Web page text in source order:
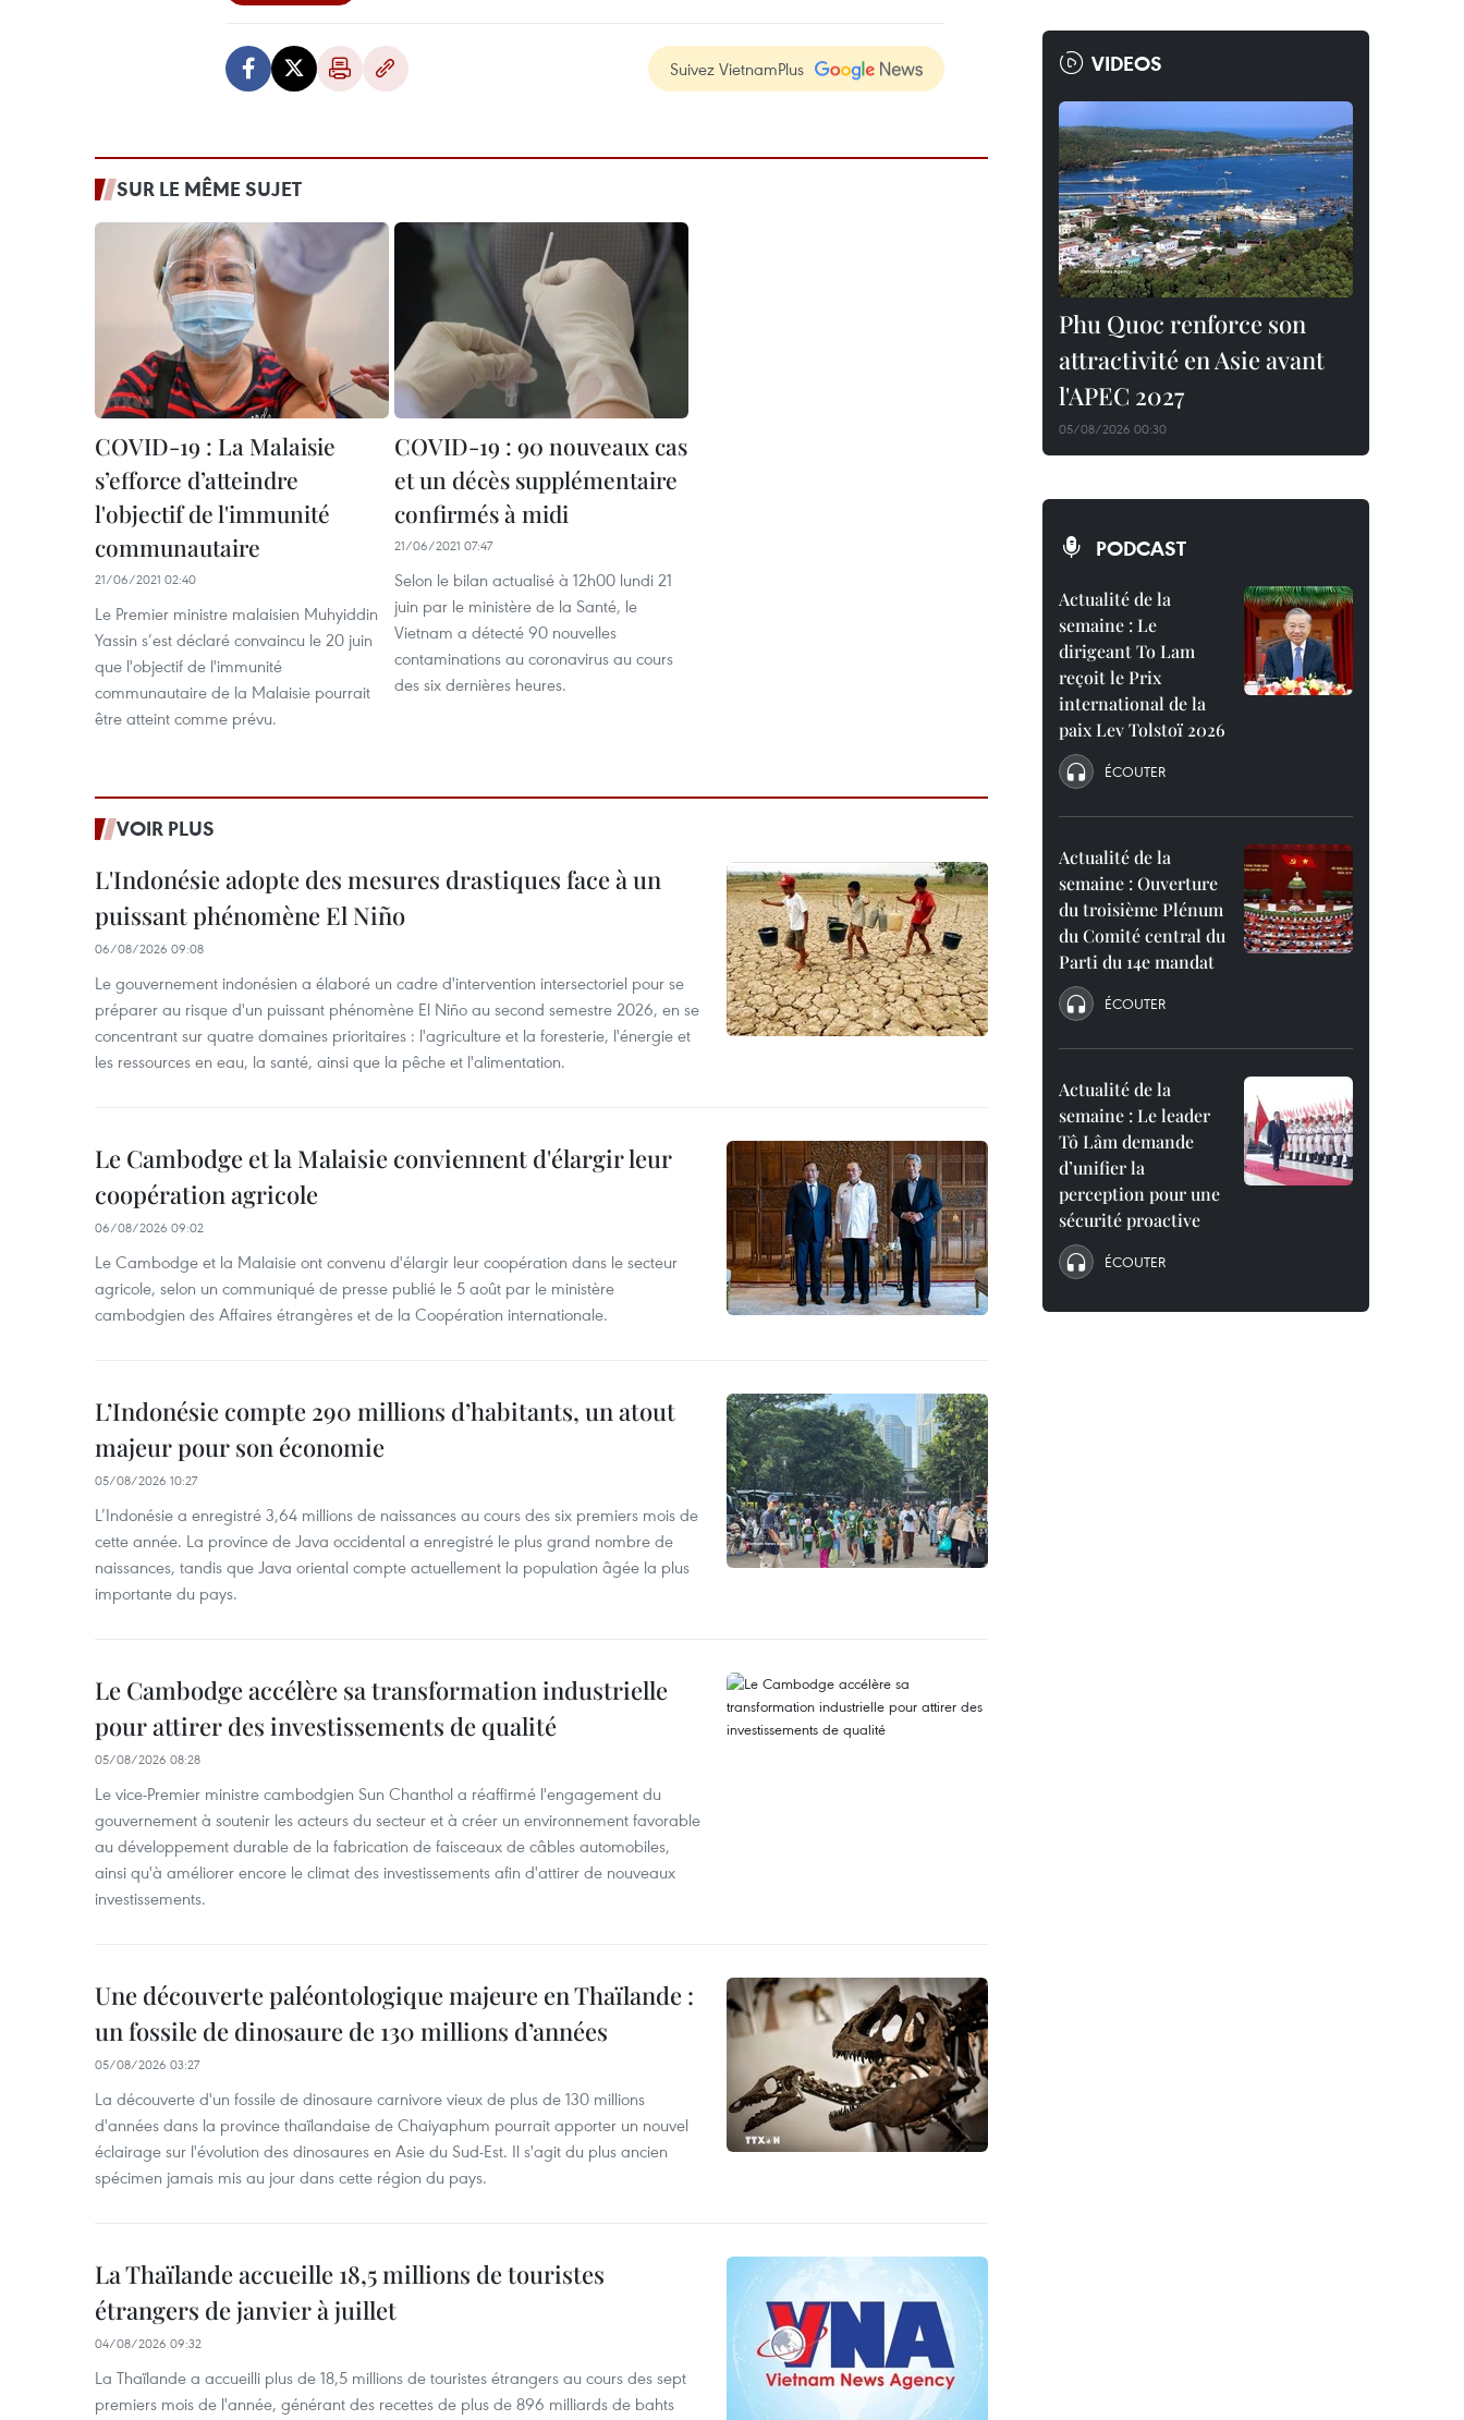
Suivez VietnamPlus
SUR LE MÊME SUJET
COVID-19 : La Malaisie
s’efforce d’atteindre
l'objectif de l'immunité
communautaire
21/06/2021 02:40
Le Premier ministre malaisien Muhyiddin
Yassin s’est déclaré convaincu le 20 juin
que l'objectif de l'immunité
communautaire de la Malaisie pourrait
être atteint comme prévu.
COVID-19 : 90 nouveaux cas
et un décès supplémentaire
confirmés à midi
21/06/2021 07:47
Selon le bilan actualisé à 12h00 lundi 21
juin par le ministère de la Santé, le
Vietnam a détecté 90 nouvelles
contaminations au coronavirus au cours
des six dernières heures.
VOIR PLUS
L'Indonésie adopte des mesures drastiques face à un
puissant phénomène El Niño
06/08/2026 09:08
Le gouvernement indonésien a élaboré un cadre d'intervention intersectoriel pour se
préparer au risque d'un puissant phénomène El Niño au second semestre 2026, en se
concentrant sur quatre domaines prioritaires : l'agriculture et la foresterie, l'énergie et
les ressources en eau, la santé, ainsi que la pêche et l'alimentation.
Le Cambodge et la Malaisie conviennent d'élargir leur
coopération agricole
06/08/2026 09:02
Le Cambodge et la Malaisie ont convenu d'élargir leur coopération dans le secteur
agricole, selon un communiqué de presse publié le 5 août par le ministère
cambodgien des Affaires étrangères et de la Coopération internationale.
L’Indonésie compte 290 millions d’habitants, un atout
majeur pour son économie
05/08/2026 10:27
L’Indonésie a enregistré 3,64 millions de naissances au cours des six premiers mois de
cette année. La province de Java occidental a enregistré le plus grand nombre de
naissances, tandis que Java oriental compte actuellement la population âgée la plus
importante du pays.
Le Cambodge accélère sa transformation industrielle
pour attirer des investissements de qualité
05/08/2026 08:28
Le vice-Premier ministre cambodgien Sun Chanthol a réaffirmé l'engagement du
gouvernement à soutenir les acteurs du secteur et à créer un environnement favorable
au développement durable de la fabrication de faisceaux de câbles automobiles,
ainsi qu'à améliorer encore le climat des investissements afin d'attirer de nouveaux
investissements.
Une découverte paléontologique majeure en Thaïlande :
un fossile de dinosaure de 130 millions d’années
05/08/2026 03:27
La découverte d'un fossile de dinosaure carnivore vieux de plus de 130 millions
d'années dans la province thaïlandaise de Chaiyaphum pourrait apporter un nouvel
éclairage sur l'évolution des dinosaures en Asie du Sud-Est. Il s'agit du plus ancien
spécimen jamais mis au jour dans cette région du pays.
La Thaïlande accueille 18,5 millions de touristes
étrangers de janvier à juillet
04/08/2026 09:32
La Thaïlande a accueilli plus de 18,5 millions de touristes étrangers au cours des sept
premiers mois de l'année, générant des recettes de plus de 896 milliards de bahts
VIDEOS
Phu Quoc renforce son
attractivité en Asie avant
l'APEC 2027
05/08/2026 00:30
PODCAST
Actualité de la
semaine : Le
dirigeant To Lam
reçoit le Prix
international de la
paix Lev Tolstoï 2026
ÉCOUTER
Actualité de la
semaine : Ouverture
du troisième Plénum
du Comité central du
Parti du 14e mandat
ÉCOUTER
Actualité de la
semaine : Le leader
Tô Lâm demande
d’unifier la
perception pour une
sécurité proactive
ÉCOUTER